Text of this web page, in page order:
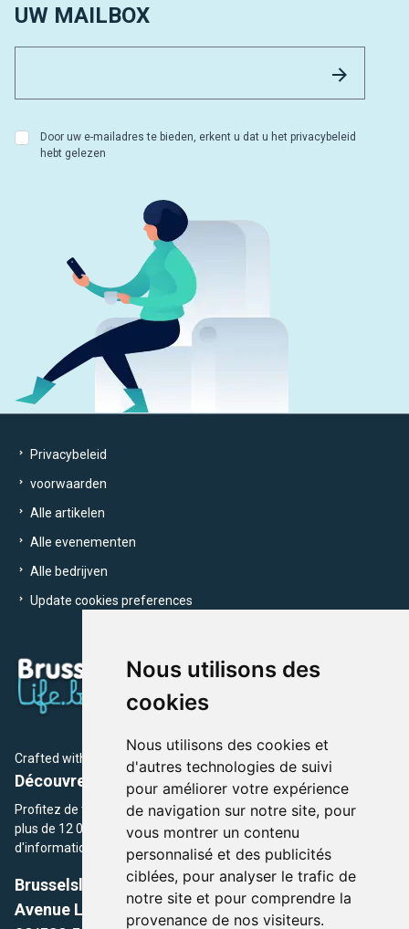
Nous utilisons des
cookies
Nous utilisons des cookies et
d'autres technologies de suivi
pour améliorer votre expérience
de navigation sur notre site, pour
vous montrer un contenu
personnalisé et des publicités
ciblées, pour analyser le trafic de
notre site et pour comprendre la
provenance de nos visiteurs.
UW MAILBOX
Door uw e-mailadres te bieden, erkent u dat u het privacybeleid
hebt gelezen
Privacybeleid
voorwaarden
Alle artikelen
Alle evenementen
Alle bedrijven
Update cookies preferences
Crafted with by Brusselslife Team
Découvrez plus de 12 000 adresses et événements
Profitez de toutes les sections de BrusselsLife.be et découvrez
plus de 12 000 adresses et un grand choix d'événements,
d'informations et de conseils et astuces de notre écriture.
Brusselslife.be
Avenue Louise, 500 -1050 Ixelles, Brussels,